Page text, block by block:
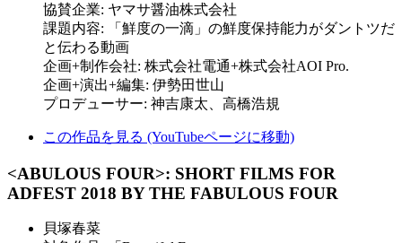
協賛企業​: ヤマサ醤油​株式会社​
課題内容​: 「鮮度の一滴」の鮮度保持能力がダントツだ
と伝わる動画
企画+制作会社​​: 株式会社電通+株式会社AOI Pro.
企画+演出+編集​​: 伊勢田世山​
プロデューサー​​: 神吉康太、高橋浩規​
この作品を見る (YouTubeページに移動)
<ABULOUS FOUR>: SHORT FILMS FOR
ADFEST 2018 BY THE FABULOUS FOUR
貝塚春菜